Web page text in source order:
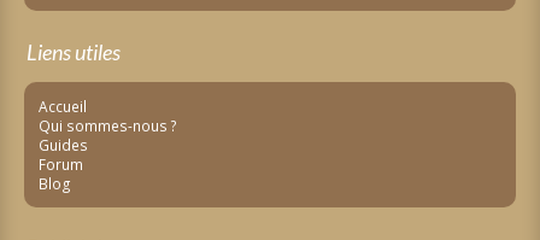
Liens utiles
Accueil
Qui sommes-nous ?
Guides
Forum
Blog